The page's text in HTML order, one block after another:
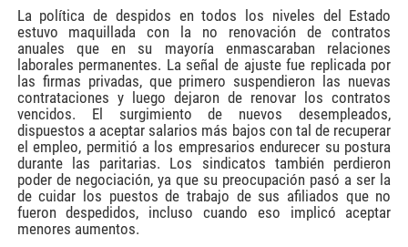
La política de despidos en todos los niveles del Estado
estuvo maquillada con la no renovación de contratos
anuales que en su mayoría enmascaraban relaciones
laborales permanentes. La señal de ajuste fue replicada por
las firmas privadas, que primero suspendieron las nuevas
contrataciones y luego dejaron de renovar los contratos
vencidos. El surgimiento de nuevos desempleados,
dispuestos a aceptar salarios más bajos con tal de recuperar
el empleo, permitió a los empresarios endurecer su postura
durante las paritarias. Los sindicatos también perdieron
poder de negociación, ya que su preocupación pasó a ser la
de cuidar los puestos de trabajo de sus afiliados que no
fueron despedidos, incluso cuando eso implicó aceptar
menores aumentos.